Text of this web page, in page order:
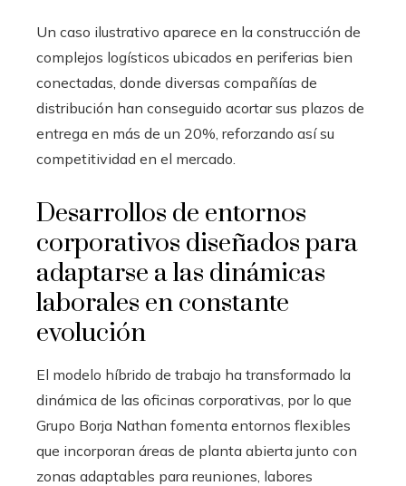
Un caso ilustrativo aparece en la construcción de
complejos logísticos ubicados en periferias bien
conectadas, donde diversas compañías de
distribución han conseguido acortar sus plazos de
entrega en más de un 20%, reforzando así su
competitividad en el mercado.
Desarrollos de entornos
corporativos diseñados para
adaptarse a las dinámicas
laborales en constante
evolución
El modelo híbrido de trabajo ha transformado la
dinámica de las oficinas corporativas, por lo que
Grupo Borja Nathan fomenta entornos flexibles
que incorporan áreas de planta abierta junto con
zonas adaptables para reuniones, labores